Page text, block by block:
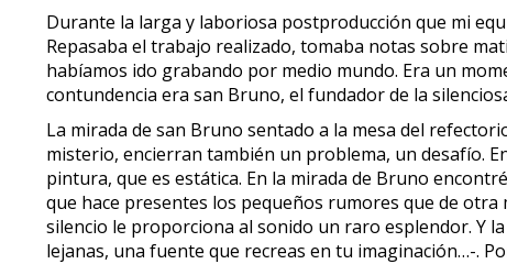
Durante la larga y laboriosa postproducción que mi
Repasaba el trabajo realizado, tomaba notas sobre
habíamos ido grabando por medio mundo. Era un
contundencia era san Bruno, el fundador de la
La mirada de san Bruno sentado a la mesa del
misterio, encierran también un problema, un desafío.
pintura, que es estática. En la mirada de Bruno
que hace presentes los pequeños rumores que de
silencio le proporciona al sonido un raro esplendor. Y
lejanas, una fuente que recreas en tu imaginación…-.